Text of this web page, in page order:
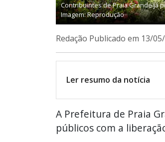
Contribuintes de Praia Grande já
Imagem: Reprodução
Redação Publicado em 13/
Ler resumo da notícia
A Prefeitura de Praia
públicos com a